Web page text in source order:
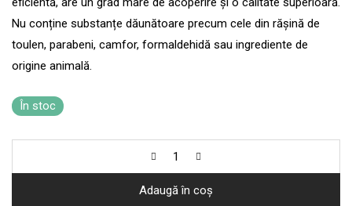
Nu conține substanțe dăunătoare precum cele din rășină de
toulen, parabeni, camfor, formaldehidă sau ingrediente de
origine animală.
În stoc
Adaugă în coș